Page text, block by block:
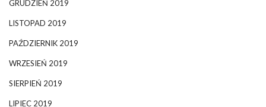
GRUDZIEŃ 2019
LISTOPAD 2019
PAŹDZIERNIK 2019
WRZESIEŃ 2019
SIERPIEŃ 2019
LIPIEC 2019